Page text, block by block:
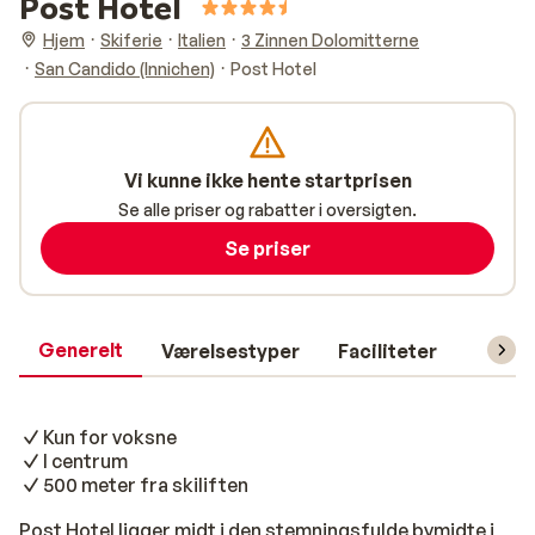
Hjem Skiferie Italien
3 Zinnen Dolomitterne
San Candido (Innichen)
Post Hotel
Generelt Værelsestyper Faciliteter
Kun for voksne
I centrum
500 meter fra skiliften
Post Hotel ligger midt i den stemningsfulde bymidte i
Vi kunne ikke hente startprisen
Se alle priser og rabatter i oversigten.
Se priser